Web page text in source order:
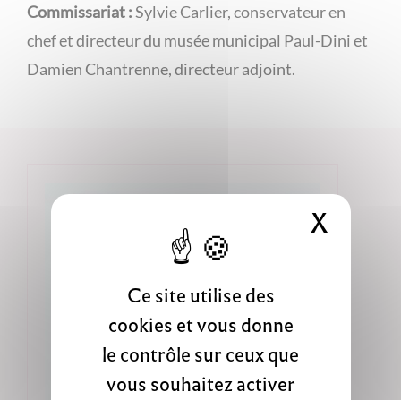
Ce site utilise des
cookies et vous donne
le contrôle sur ceux que
vous souhaitez activer
X
Commissariat :Sylvie Carlier, conservateur en
chef et directeur du musée municipal Paul-Dini et
Damien Chantrenne, directeur adjoint.